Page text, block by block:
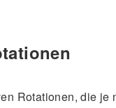
Rotationen, die je